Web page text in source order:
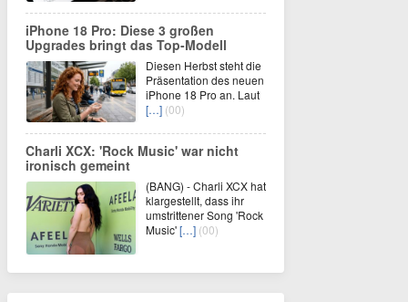
iPhone 18 Pro: Diese 3 großen
Upgrades bringt das Top-Modell
Diesen Herbst steht die
Präsentation des neuen
iPhone 18 Pro an. Laut
[…] (00)
Charli XCX: 'Rock Music' war nicht
ironisch gemeint
(BANG) - Charli XCX hat
klargestellt, dass ihr
umstrittener Song 'Rock
Music'[…] (00)